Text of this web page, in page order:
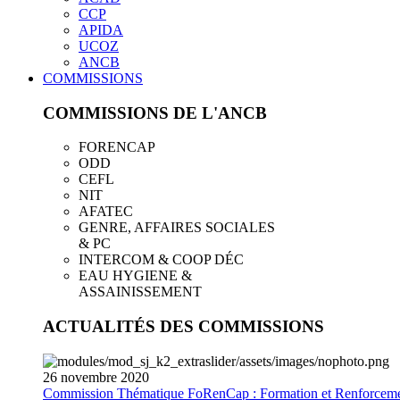
CCP
APIDA
UCOZ
ANCB
COMMISSIONS
COMMISSIONS DE L'ANCB
FORENCAP
ODD
CEFL
NIT
AFATEC
GENRE, AFFAIRES SOCIALES
& PC
INTERCOM & COOP DÉC
EAU HYGIENE &
ASSAINISSEMENT
ACTUALITÉS DES COMMISSIONS
26 novembre 2020
Commission Thématique FoRenCap : Formation et